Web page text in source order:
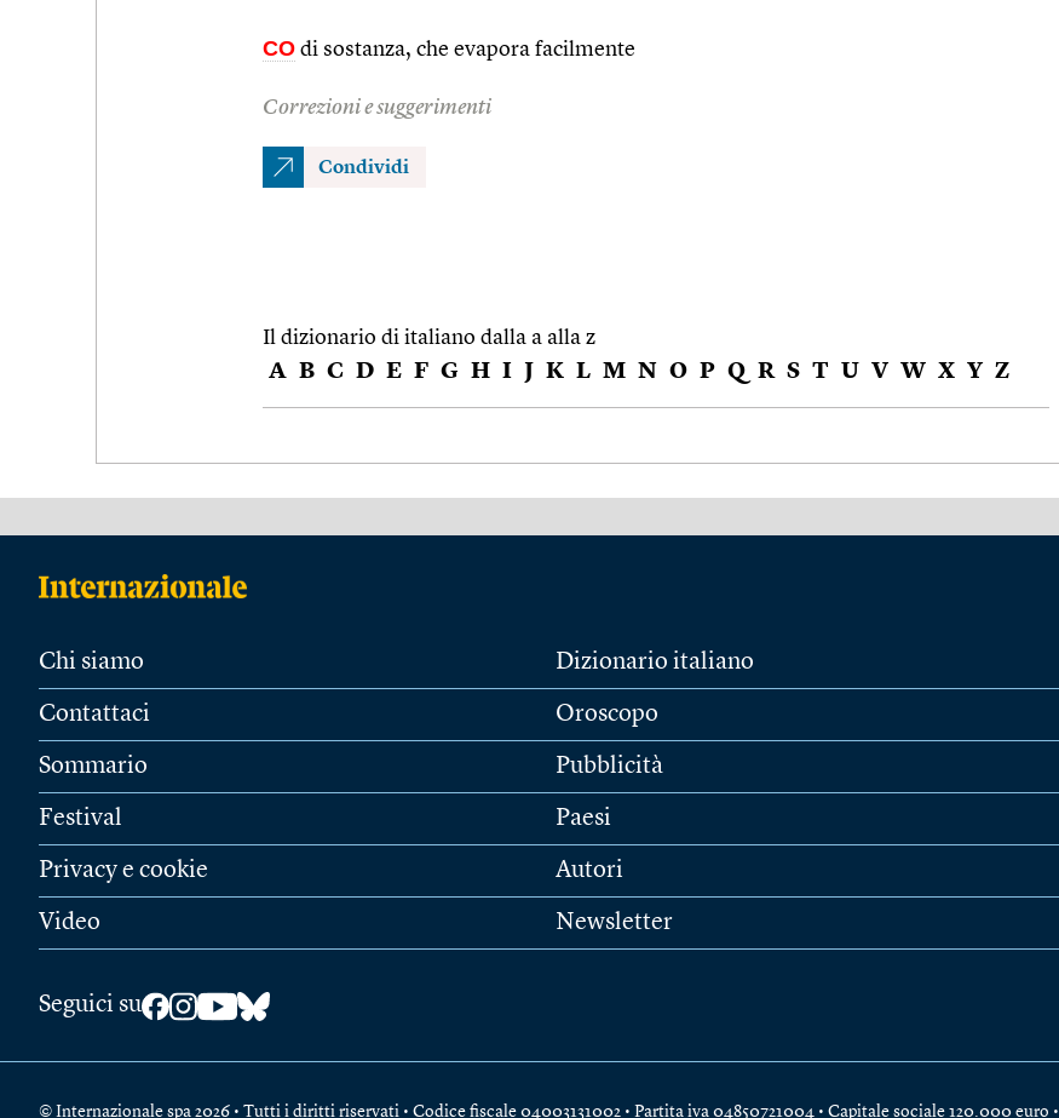
CO di sostanza, che evapora facilmente
Correzioni e suggerimenti
Condividi
Il dizionario di italiano dalla a alla z
A B C D E F G H I J K L M N O P Q R S T U V W X Y Z
Chi siamo
Contattaci
Sommario
Festival
Privacy e cookie
Video
Dizionario italiano
Oroscopo
Pubblicità
Paesi
Autori
Newsletter
Seguici su
© Internazionale spa 2026 • Tutti i diritti riservati • Codice fiscale 04003131002 • Partita iva 04850721004 • Capitale sociale 120.000 euro •